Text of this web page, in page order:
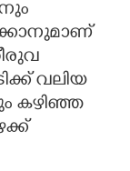
വലിയ
കഴിഞ്ഞ